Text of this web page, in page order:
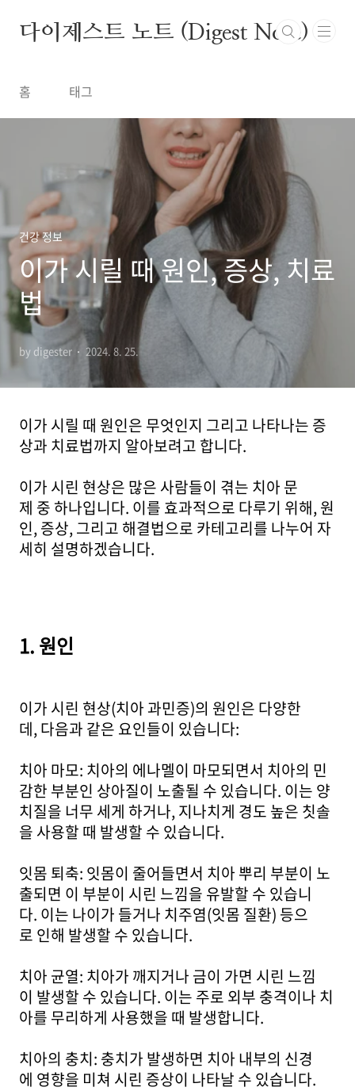
다이제스트 노트 (Digest Note)
홈 태그
건강 정보
이가 시릴 때 원인, 증상, 치료
법
by digester 2024. 8. 25.
이가 시릴 때 원인은 무엇인지 그리고 나타나는 증
상과 치료법까지 알아보려고 합니다.
이가 시린 현상은 많은 사람들이 겪는 치아 문
제 중 하나입니다. 이를 효과적으로 다루기 위해, 원
인, 증상, 그리고 해결법으로 카테고리를 나누어 자
세히 설명하겠습니다.
1. 원인
이가 시린 현상(치아 과민증)의 원인은 다양한
데, 다음과 같은 요인들이 있습니다:
치아 마모: 치아의 에나멜이 마모되면서 치아의 민
감한 부분인 상아질이 노출될 수 있습니다. 이는 양
치질을 너무 세게 하거나, 지나치게 경도 높은 칫솔
을 사용할 때 발생할 수 있습니다.
잇몸 퇴축: 잇몸이 줄어들면서 치아 뿌리 부분이 노
출되면 이 부분이 시린 느낌을 유발할 수 있습니
다. 이는 나이가 들거나 치주염(잇몸 질환) 등으
로 인해 발생할 수 있습니다.
치아 균열: 치아가 깨지거나 금이 가면 시린 느낌
이 발생할 수 있습니다. 이는 주로 외부 충격이나 치
아를 무리하게 사용했을 때 발생합니다.
치아의 충치: 충치가 발생하면 치아 내부의 신경
에 영향을 미쳐 시린 증상이 나타날 수 있습니다.